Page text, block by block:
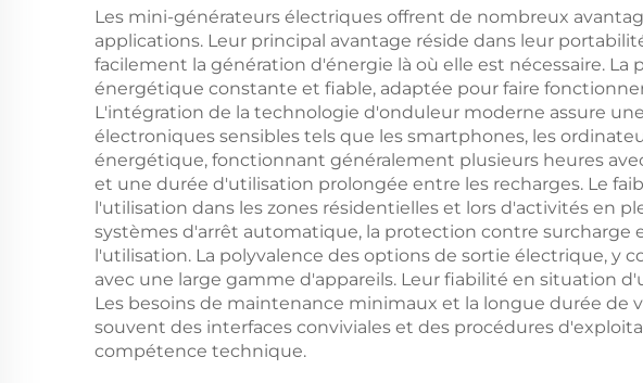
air 650W Puissance
nominale Utilisation
domestique et
extérieure Fréquence
automatique
50HZ/60HZ
Courant
Mono-Phase
Structure
Vente
Les mini-générateurs électriques offrent de nombreux
applications. Leur principal avantage réside dans leur
facilement la génération d'énergie là où elle est nécessaire.
énergétique constante et fiable, adaptée pour faire
L'intégration de la technologie d'onduleur moderne assure
électroniques sensibles tels que les smartphones, les
énergétique, fonctionnant généralement plusieurs heures
et une durée d'utilisation prolongée entre les recharges. Le
l'utilisation dans les zones résidentielles et lors d'activités en
systèmes d'arrêt automatique, la protection contre
l'utilisation. La polyvalence des options de sortie électrique, y
avec une large gamme d'appareils. Leur fiabilité en situation
Les besoins de maintenance minimaux et la longue durée
souvent des interfaces conviviales et des procédures
compétence technique.